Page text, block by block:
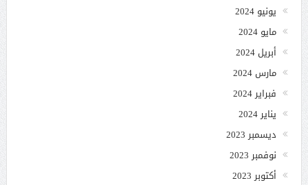
يونيو 2024
مايو 2024
أبريل 2024
مارس 2024
فبراير 2024
يناير 2024
ديسمبر 2023
نوفمبر 2023
أكتوبر 2023